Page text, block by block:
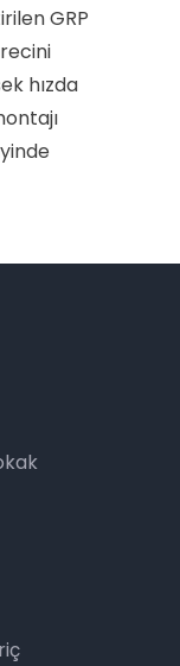
GRP
hızda